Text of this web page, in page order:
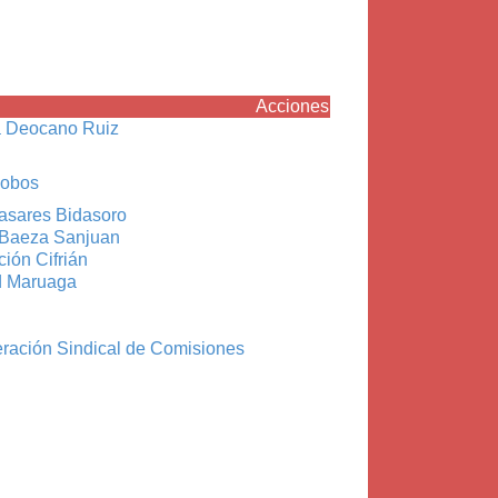
Acciones
Deocano Ruiz
Bidasoro
Sanjuan
Cifrián
Maruaga
Sindical de Comisiones